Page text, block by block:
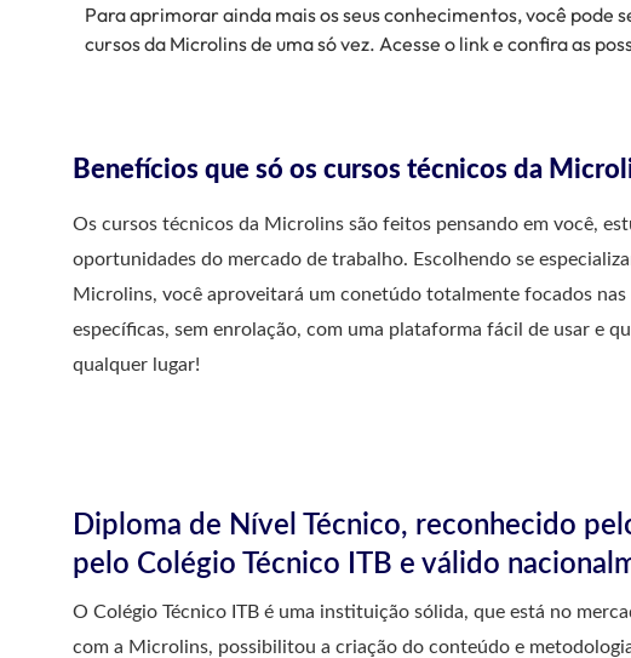
Para aprimorar ainda mais os seus conhecimentos, você pode
cursos da Microlins de uma só vez. Acesse o link e confira as
Benefícios que só os cursos técnicos da
Os cursos técnicos da Microlins são feitos pensando em você,
oportunidades do mercado de trabalho. Escolhendo se
Microlins, você aproveitará um conetúdo totalmente focados nas
específicas, sem enrolação, com uma plataforma fácil de usar e
qualquer lugar!
Diploma de Nível Técnico, reconhecido
pelo Colégio Técnico ITB e válido
O Colégio Técnico ITB é uma instituição sólida, que está no
com a Microlins, possibilitou a criação do conteúdo e